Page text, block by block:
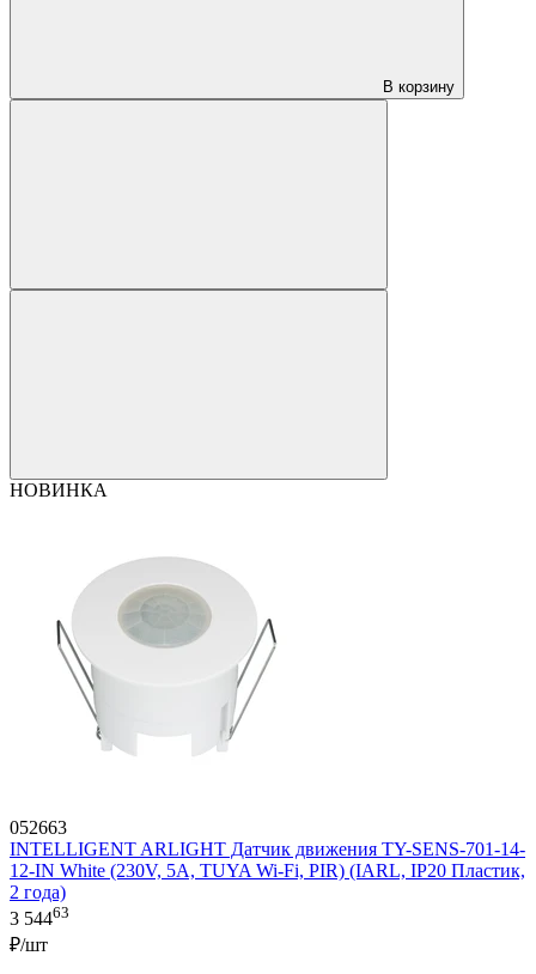
В корзину
НОВИНКА
052663
INTELLIGENT ARLIGHT Датчик движения TY-SENS-701-14-
12-IN White (230V, 5A, TUYA Wi-Fi, PIR) (IARL, IP20 Пластик,
2 года)
3 54463
₽/шт